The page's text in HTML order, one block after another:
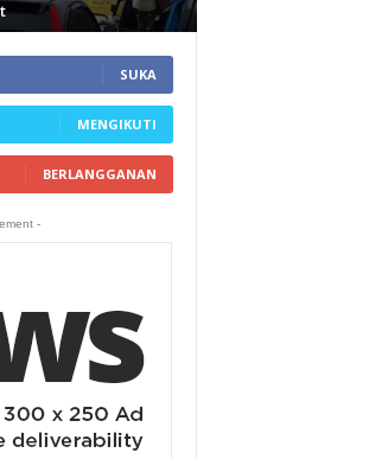
SUKA
MENGIKUTI
BERLANGGANAN
-